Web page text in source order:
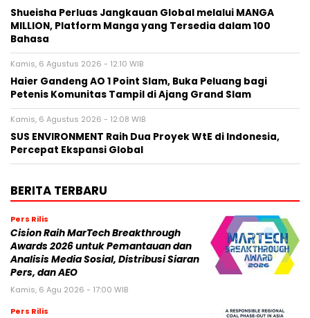
Shueisha Perluas Jangkauan Global melalui MANGA
MILLION, Platform Manga yang Tersedia dalam 100
Bahasa
Kamis, 6 Agustus 2026 - 12:10 WIB
Haier Gandeng AO 1 Point Slam, Buka Peluang bagi
Petenis Komunitas Tampil di Ajang Grand Slam
Kamis, 6 Agustus 2026 - 12:08 WIB
SUS ENVIRONMENT Raih Dua Proyek WtE di Indonesia,
Percepat Ekspansi Global
BERITA TERBARU
Pers Rilis
Cision Raih MarTech Breakthrough
Awards 2026 untuk Pemantauan dan
Analisis Media Sosial, Distribusi Siaran
Pers, dan AEO
Kamis, 6 Agu 2026 - 17:00 WIB
Pers Rilis